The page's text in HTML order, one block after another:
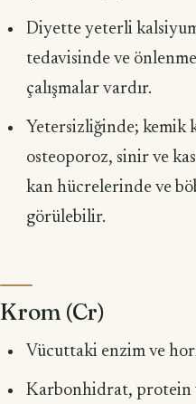
Diyette yeterli
tedavisinde ve
çalışmalar vardır.
Yetersizliğinde; kemik
osteoporoz, sinir ve
kan hücrelerinde ve
görülebilir.
Krom (Cr)
Vücuttaki enzim ve
Karbonhidrat, protein